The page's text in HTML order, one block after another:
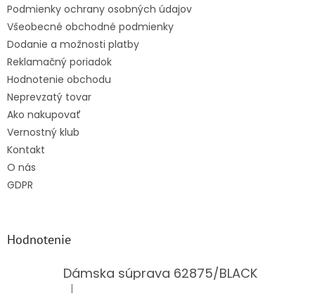
Podmienky ochrany osobných údajov
Všeobecné obchodné podmienky
Dodanie a možnosti platby
Reklamačný poriadok
Hodnotenie obchodu
Neprevzatý tovar
Ako nakupovať
Vernostný klub
Kontakt
O nás
GDPR
Hodnotenie
Dámska súprava 62875/BLACK
Hodnotenie produktu je 5 z 5 hviezdičiek.
|